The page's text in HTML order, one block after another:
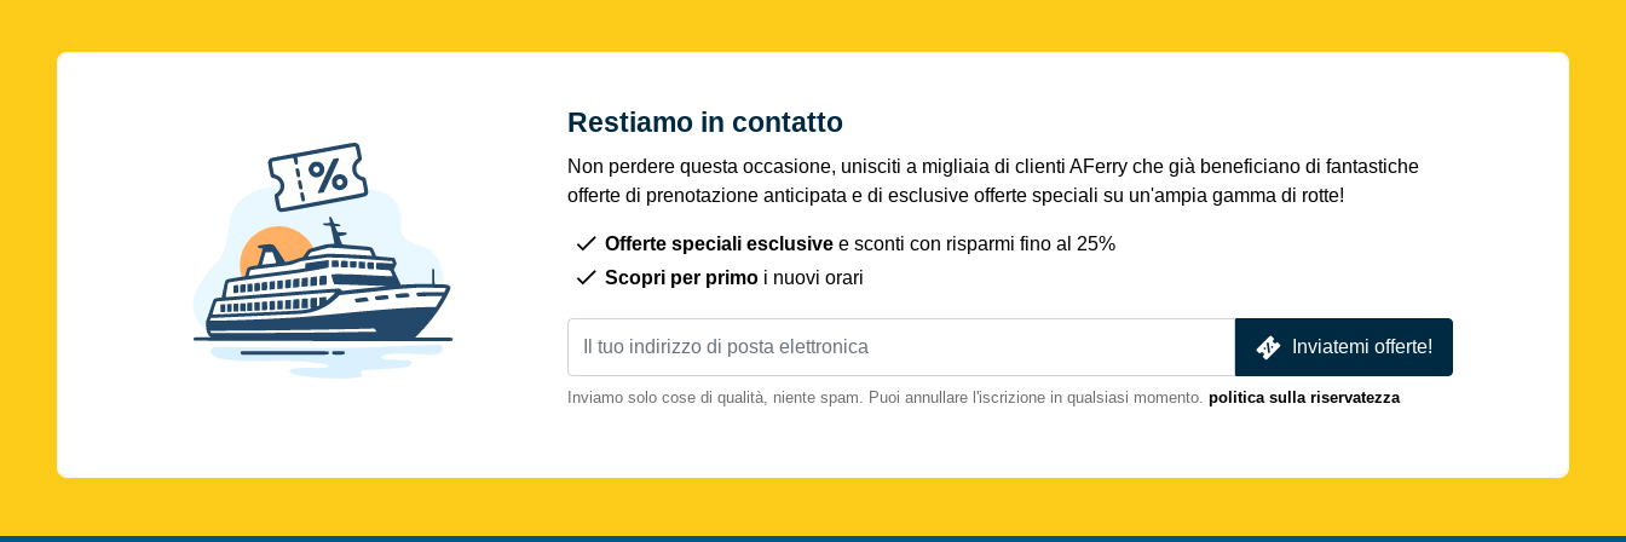
Restiamo in contatto
Non perdere questa occasione, unisciti a migliaia di clienti AFerry che già beneficiano di fantastiche
offerte di prenotazione anticipata e di esclusive offerte speciali su un'ampia gamma di rotte!
Offerte speciali esclusive e sconti con risparmi fino al 25%
Scopri per primo i nuovi orari
Inviatemi offerte!
Inviamo solo cose di qualità, niente spam. Puoi annullare l'iscrizione in qualsiasi momento. politica sulla riservatezza